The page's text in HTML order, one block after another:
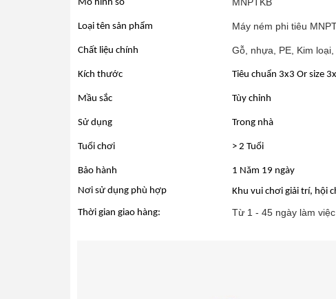
Mô hình số
Loại tên sản phẩm Máy ném phi tiêu
Chất liệu chính Gỗ, nhựa, PE, Kim
Kích thước Tiêu chuẩn 3x3 Or size
Mầu sắc Tùy chỉnh
Sử dụng Trong nhà
Tuổi chơi > 2 Tuổi
Bảo hành
1 Năm 19 ngày
Nơi sử dụng phù hợp
Thời gian giao hàng:
Khu vui chơi giải trí, hội
Từ 1 - 45 ngày làm việc